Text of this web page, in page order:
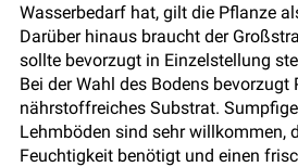
Wasserbedarf hat, gilt die Pflanze
Darüber hinaus braucht der
sollte bevorzugt in Einzelstellung
Bei der Wahl des Bodens bevorzugt
nährstoffreiches Substrat.
Lehmböden sind sehr willkommen,
Feuchtigkeit benötigt und einen